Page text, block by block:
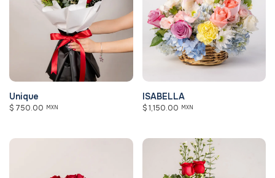
Unique
$ 750.00 MXN
ISABELLA
$1,150.00 MXN